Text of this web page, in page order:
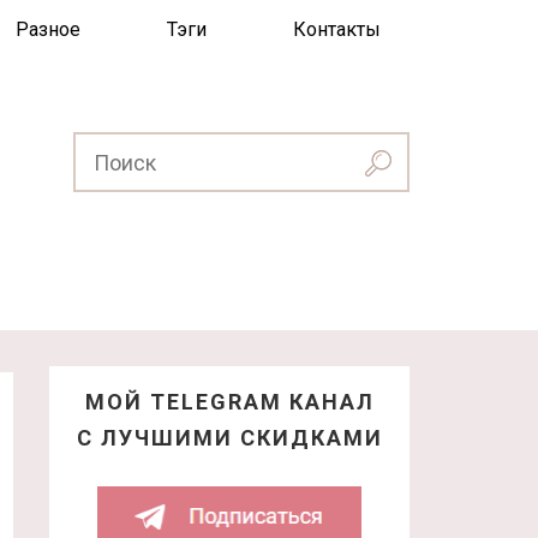
Разное Тэги Контакты
МОЙ TELEGRAM КАНАЛ
С ЛУЧШИМИ СКИДКАМИ